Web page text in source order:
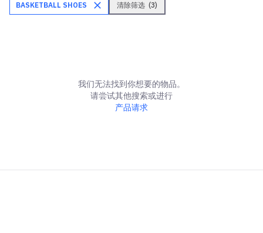
BASKETBALL SHOES 清除筛选 (3)
我们无法找到你想要的物品。
请尝试其他搜索或进行
产品请求